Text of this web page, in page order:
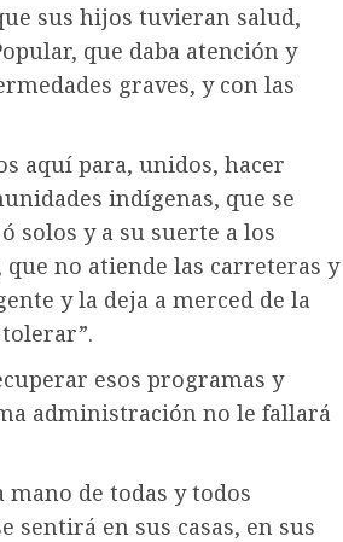
sus hijos tuvieran salud,
que daba atención y
graves, y con las
aquí para, unidos, hacer
indígenas, que se
solos y a su suerte a los
no atiende las carreteras y
y la deja a merced de la
esos programas y
administración no le fallará
mano de todas y todos
sentirá en sus casas, en sus